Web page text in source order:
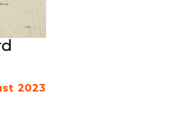
2023